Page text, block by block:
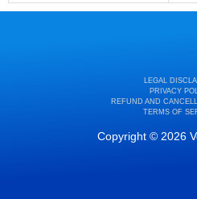
LEGAL
PRIVACY
REFUND AND
TERMS OF
Copyright © 2026